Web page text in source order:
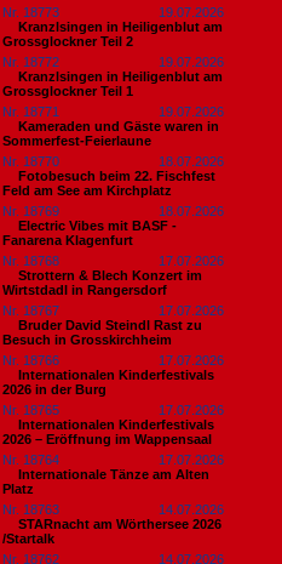
Nr. 18773
19.07.2026
Kranzlsingen in Heiligenblut am
Grossglockner Teil 2
Nr. 18772
19.07.2026
Kranzlsingen in Heiligenblut am
Grossglockner Teil 1
Nr. 18771
19.07.2026
Kameraden und Gäste waren in
Sommerfest-Feierlaune
Nr. 18770
18.07.2026
Fotobesuch beim 22. Fischfest
Feld am See am Kirchplatz
Nr. 18769
18.07.2026
Electric Vibes mit BASF -
Fanarena Klagenfurt
Nr. 18768
17.07.2026
Strottern & Blech Konzert im
Wirtstdadl in Rangersdorf
Nr. 18767
17.07.2026
Bruder David Steindl Rast zu
Besuch in Grosskirchheim
Nr. 18766
17.07.2026
Internationalen Kinderfestivals
2026 in der Burg
Nr. 18765
17.07.2026
Internationalen Kinderfestivals
2026 – Eröffnung im Wappensaal
Nr. 18764
17.07.2026
Internationale Tänze am Alten
Platz
Nr. 18763
14.07.2026
STARnacht am Wörthersee 2026
/Startalk
Nr. 18762
14.07.2026